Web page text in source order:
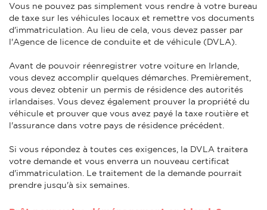
Vous ne pouvez pas simplement vous rendre à votre bureau
de taxe sur les véhicules locaux et remettre vos documents
d'immatriculation. Au lieu de cela, vous devez passer par
l'Agence de licence de conduite et de véhicule (DVLA).
Avant de pouvoir réenregistrer votre voiture en Irlande,
vous devez accomplir quelques démarches. Premièrement,
vous devez obtenir un permis de résidence des autorités
irlandaises. Vous devez également prouver la propriété du
véhicule et prouver que vous avez payé la taxe routière et
l'assurance dans votre pays de résidence précédent.
Si vous répondez à toutes ces exigences, la DVLA traitera
votre demande et vous enverra un nouveau certificat
d'immatriculation. Le traitement de la demande pourrait
prendre jusqu'à six semaines.